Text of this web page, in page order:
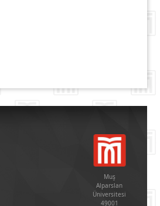
Muş
Alparslan
Üniversitesi
49001